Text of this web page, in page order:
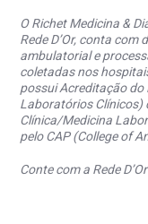
O Richet Medicina &
Rede D’Or, conta
ambulatorial e
coletadas nos
possui Acreditação do
Laboratórios Clínicos)
Clínica/Medicina
pelo CAP (College of
Conte com a Rede